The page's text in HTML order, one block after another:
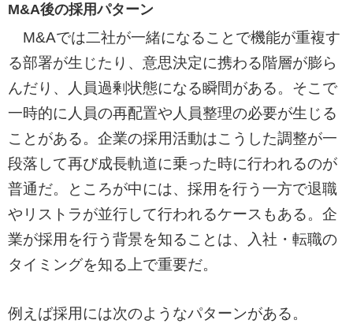
M&A後の採用パターン
M&Aでは二社が一緒になることで機能が重複す
る部署が生じたり、意思決定に携わる階層が膨ら
んだり、人員過剰状態になる瞬間がある。そこで
一時的に人員の再配置や人員整理の必要が生じる
ことがある。企業の採用活動はこうした調整が一
段落して再び成長軌道に乗った時に行われるのが
普通だ。ところが中には、採用を行う一方で退職
やリストラが並行して行われるケースもある。企
業が採用を行う背景を知ることは、入社・転職の
タイミングを知る上で重要だ。
例えば採用には次のようなパターンがある。